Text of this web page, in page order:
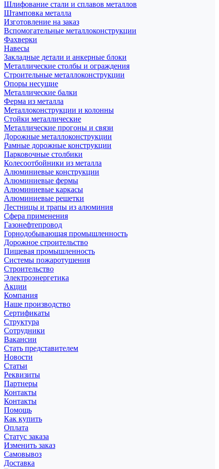
Шлифование стали и сплавов металлов
Штамповка металла
Изготовление на заказ
Вспомогательные металлоконструкции
Фахверки
Навесы
Закладные детали и анкерные блоки
Металлические столбы и ограждения
Строительные металлоконструкции
Опоры несущие
Металлические балки
Ферма из металла
Металлоконструкции и колонны
Стойки металлические
Металлические прогоны и связи
Дорожные металлоконструкции
Рамные дорожные конструкции
Парковочные столбики
Колесоотбойники из металла
Алюминиевые конструкции
Алюминиевые фермы
Алюминиевые каркасы
Алюминиевые решетки
Лестницы и трапы из алюминия
Сфера применения
Газонефтепровод
Горнодобывающая промышленность
Дорожное строительство
Пищевая промышленность
Системы пожаротушения
Строительство
Электроэнергетика
Акции
Компания
Наше производство
Сертификаты
Структура
Сотрудники
Вакансии
Стать представителем
Новости
Статьи
Реквизиты
Партнеры
Контакты
Контакты
Помощь
Как купить
Оплата
Статус заказа
Изменить заказ
Самовывоз
Доставка